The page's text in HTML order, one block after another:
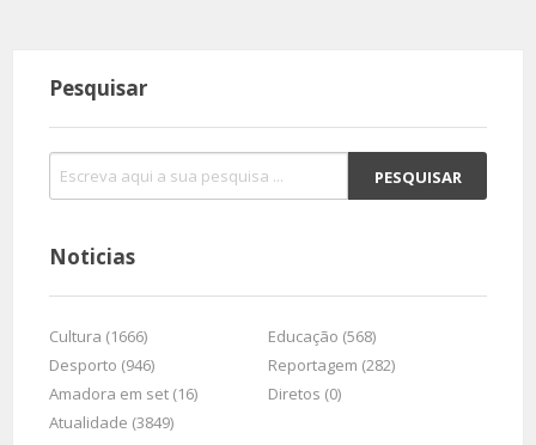
Pesquisar
Noticias
Cultura (1666)
Educação (568)
Desporto (946)
Reportagem (282)
Amadora em set (16)
Diretos (0)
Atualidade (3849)